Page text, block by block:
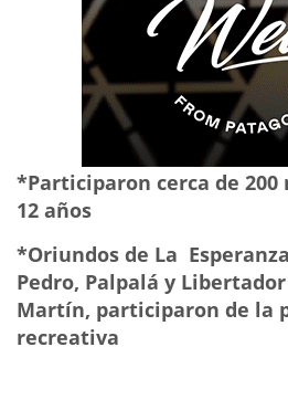
*Participaron cerca de 200
12 años
*Oriundos de La
Pedro, Palpalá y
Martín, participaron de la
recreativa